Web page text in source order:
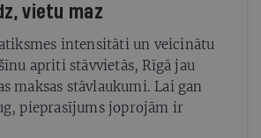
vietu maz
intensitāti un veicinātu
apriti stāvvietās, Rīgā jau
maksas stāvlaukumi. Lai gan
pieprasījums joprojām ir